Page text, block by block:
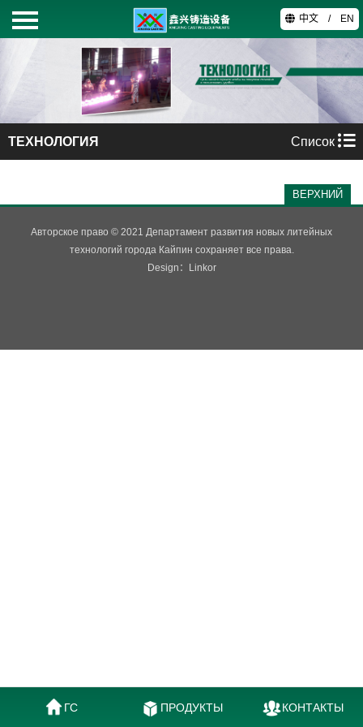
ГС
ПРОДУКТЫ
О НАС
ВИДЕО
КОНТАКТЫ
中文 / EN
ТЕХНОЛОГИЯ Список
ВЕРХНИЙ
Авторское право © 2021 Департамент развития новых литейных
технологий города Кайпин сохраняет все права.
Design：
Linkor
ГС ПРОДУКТЫ КОНТАКТЫ